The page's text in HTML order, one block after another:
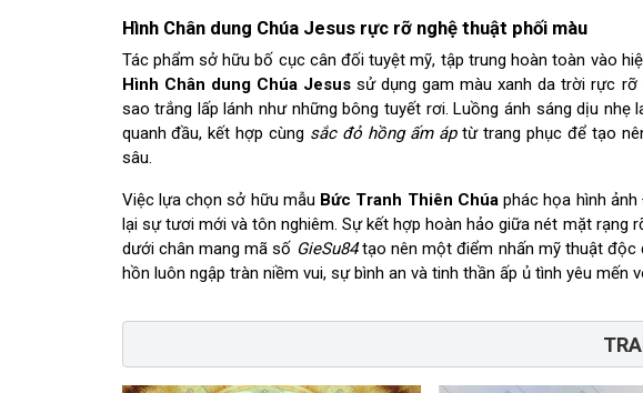
Hình Chân dung Chúa Jesus rực rỡ nghệ thuật phối màu
Tác phẩm sở hữu bố cục cân đối tuyệt mỹ, tập trung hoàn toàn vào
Hình Chân dung Chúa Jesussử dụng gam màu xanh da trời rực
sao trắng lấp lánh như những bông tuyết rơi. Luồng ánh sáng dịu
quanh đầu, kết hợp cùng sắc đỏ hồng ấm áptừ trang phục để tạo
sâu.
Việc lựa chọn sở hữu mẫu Bức Tranh Thiên Chúaphác họa hình
lại sự tươi mới và tôn nghiêm. Sự kết hợp hoàn hảo giữa nét mặt rạng
dưới chân mang mã số GieSu84tạo nên một điểm nhấn mỹ thuật độc
hồn luôn ngập tràn niềm vui, sự bình an và tinh thần ấp ủ tình yêu mến